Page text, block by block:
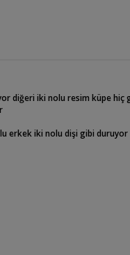
şey diyebildim hep daha sonra
netleştirmek istiyorum
diğeri iki nolu resim küpe hiç
erkek iki nolu dişi gibi duruyor